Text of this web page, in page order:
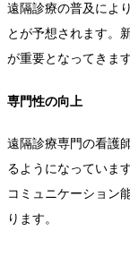
遠隔診療の普及によ
とが予想されます。
が重要となってきます
専門性の向上
遠隔診療専門の看護
るようになっていま
コミュニケーション
ります。